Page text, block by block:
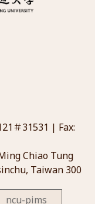
＃31531 | Fax:
Chiao Tung
Taiwan 300
ncu-pims